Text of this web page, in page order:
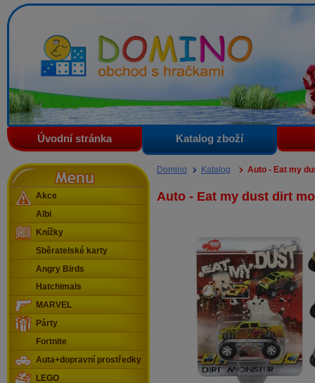
Domino - obchod s hračkami
Úvodní stránka Katalog zboží
Domino Katalog Auto - Eat my
Auto - Eat my dust dirt
Menu
Akce
Albi
Knížky
Sběratelské karty
Angry Birds
Hatchimals
MARVEL
Párty
Fortnite
Auta+dopravní prostředky
LEGO